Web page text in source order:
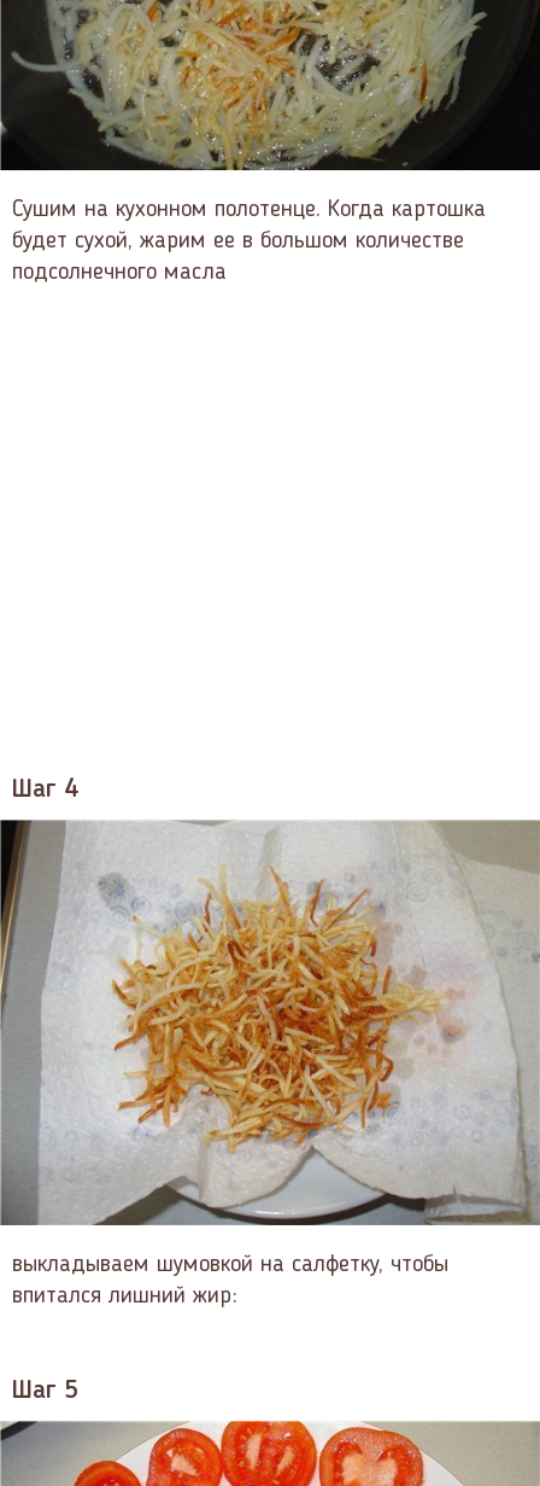
Сушим на кухонном полотенце. Когда картошка
будет сухой, жарим ее в большом количестве
подсолнечного масла
Шаг 4
выкладываем шумовкой на салфетку, чтобы
впитался лишний жир:
Шаг 5